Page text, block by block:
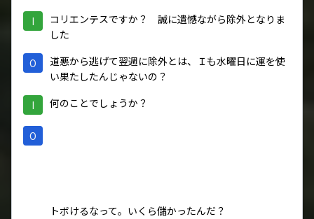
I
コリエンテスですか？ 誠に遺憾ながら除外となりま
した
O
道悪から逃げて翌週に除外とは、Ｉも水曜日に運を使
い果たしたんじゃないの？
I 何のことでしょうか？
O
トボけるなって。いくら儲かったんだ？